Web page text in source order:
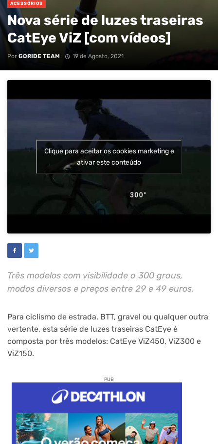
ACESSÓRIOS
Nova série de luzes traseiras
CatEye ViZ [com vídeos]
Por GORIDE TEAM 19 de Agosto, 2021
Clique para aceitar os cookies marketing e
ativar este conteúdo
Três modelos com visibilidade a 300 graus,
modos diversos e preços entre 29 e 49 euros.
Para ciclismo de estrada, BTT, gravel ou qualquer outra
vertente, esta série de luzes traseiras CatEye é
composta por três modelos: CatEye ViZ450, ViZ300 e
ViZ150.
PUB